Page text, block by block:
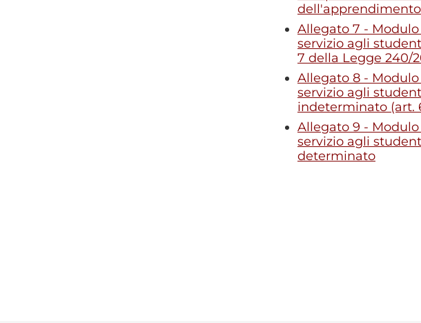
dell'apprendimento
Allegato 7 -
servizio agli
7 della Legge 240/
Allegato 8 -
servizio agli
indeterminato (art.
Allegato 9 -
servizio agli
determinato